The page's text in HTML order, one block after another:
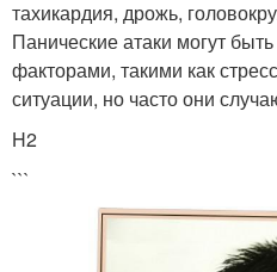
тахикардия, дрожь,
Панические атаки могут
факторами, такими как
ситуации, но часто они
H2
```